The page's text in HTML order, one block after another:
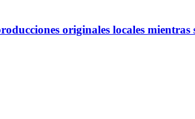
originales locales mientras